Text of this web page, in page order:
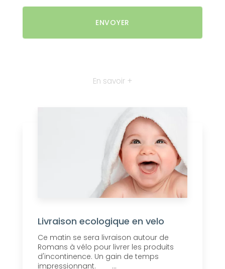
En savoir +
Livraison ecologique en velo
Ce matin se sera livraison autour de
Romans à vélo pour livrer les produits
d'incontinence. Un gain de temps
impressionnant. ...